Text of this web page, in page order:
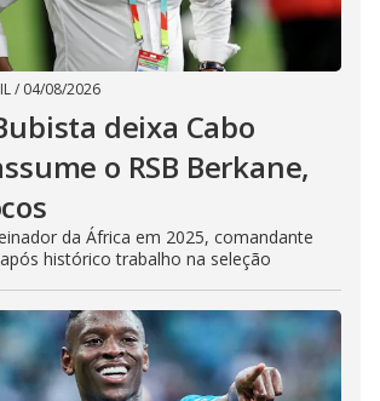
/ 04/08/2026
deixa Cabo
o RSB Berkane,
da África em 2025, comandante
histórico trabalho na seleção